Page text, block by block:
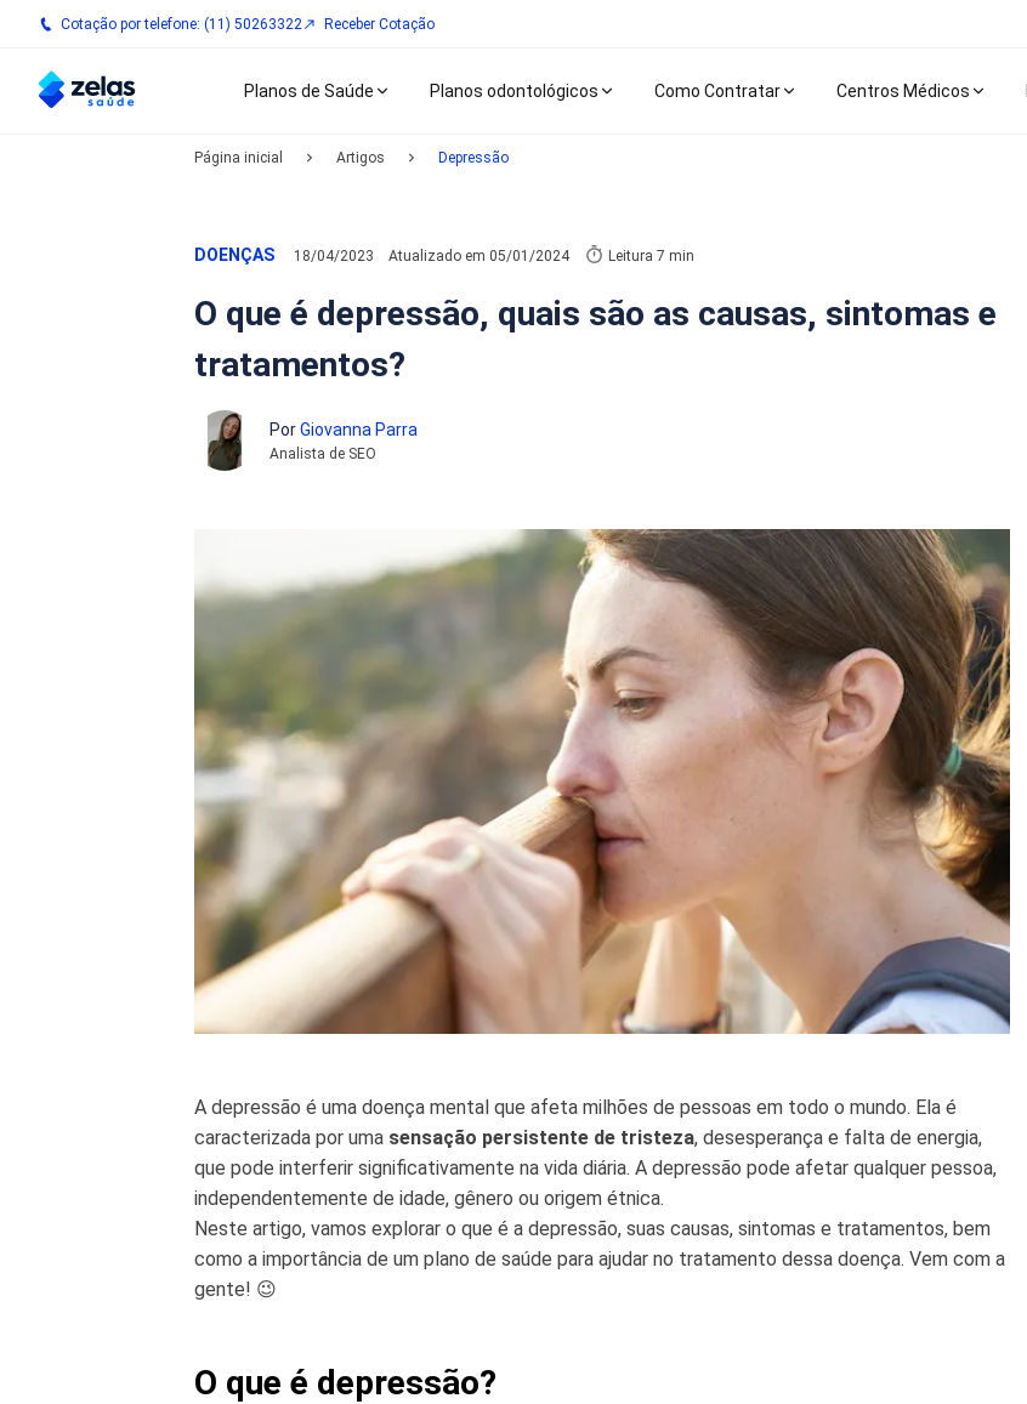
Cotação por telefone: (11) 50263322 Receber Cotação
Planos de Saúde Planos odontológicos Como Contratar Centros Médicos
Página inicial Artigos Depressão
DOENÇAS 18/04/2023 Atualizado em 05/01/2024 Leitura 7 min
O que é depressão, quais são as causas, sintomas e
tratamentos?
PorGiovanna Parra
Analista de SEO
A depressão é uma doença mental que afeta milhões de pessoas em todo o mundo. Ela é
caracterizada por uma sensação persistente de tristeza, desesperança e falta de energia,
que pode interferir significativamente na vida diária. A depressão pode afetar qualquer pessoa,
independentemente de idade, gênero ou origem étnica.
Neste artigo, vamos explorar o que é a depressão, suas causas, sintomas e tratamentos, bem
como a importância de um plano de saúde para ajudar no tratamento dessa doença. Vem com a
gente! 😉
O que é depressão?